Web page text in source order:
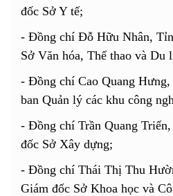
đốc Sở Y tế;
- Đồng chí Đỗ Hữu Nhân,
Sở Văn hóa, Thể thao và Du
- Đồng chí Cao Quang
ban Quản lý các khu công
- Đồng chí Trần Quang
đốc Sở Xây dựng;
- Đồng chí Thái Thị Thu
Giám đốc Sở Khoa học và